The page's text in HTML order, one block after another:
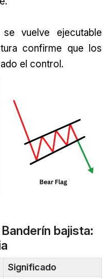
vuelve ejecutable
confirme que los
el control.
bajista:
Significado